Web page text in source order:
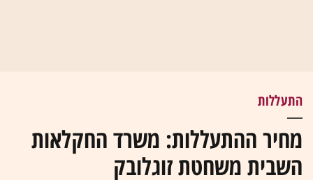
התעללות
מחיר ההתעללות: משרד החקלאות
השבית משחטת זוגלובק